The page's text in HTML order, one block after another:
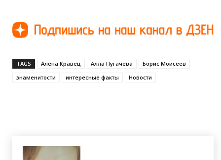
TAGS Алена Кравец Алла Пугачева
Борис Моисеев
знаменитости
интересные факты Новости